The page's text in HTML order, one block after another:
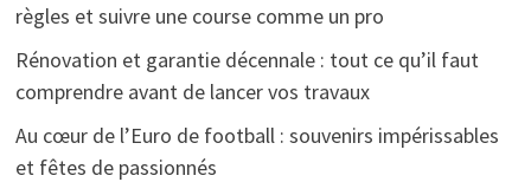
règles et suivre une course comme un pro
Rénovation et garantie décennale : tout ce qu’il faut
comprendre avant de lancer vos travaux
Au cœur de l’Euro de football : souvenirs impérissables
et fêtes de passionnés